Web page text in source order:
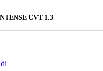
CVT 1.3